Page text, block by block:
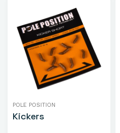
POLE POSITION
Kickers